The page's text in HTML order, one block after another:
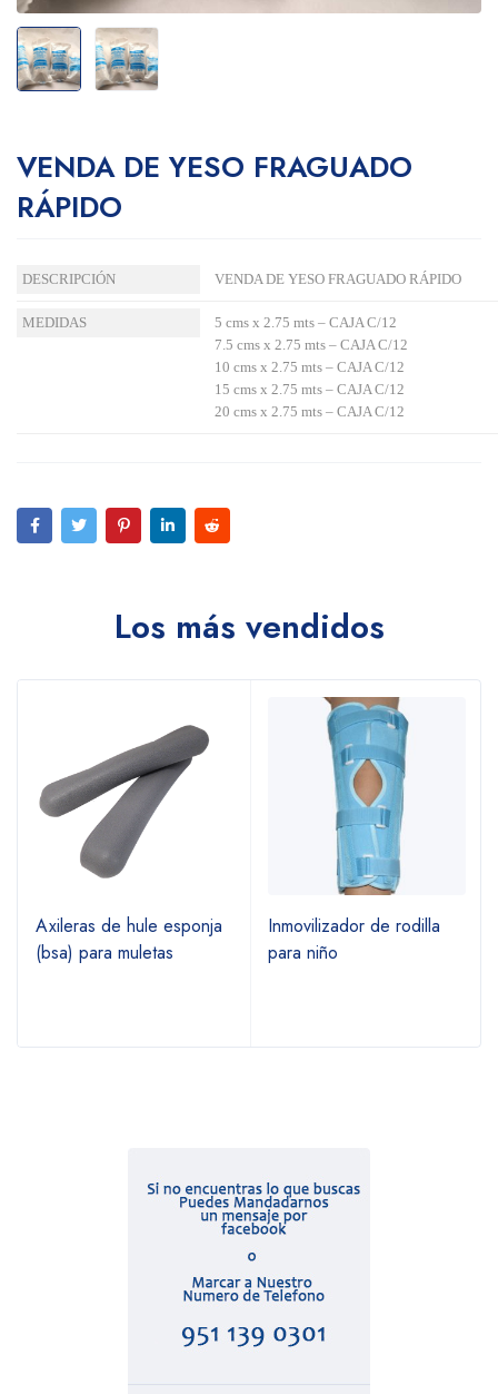
VENDA DE YESO FRAGUADO
RÁPIDO
DESCRIPCIÓN VENDA DE YESO FRAGUADO RÁPIDO
MEDIDAS
5 cms x 2.75 mts – CAJA C/12
7.5 cms x 2.75 mts – CAJA C/12
10 cms x 2.75 mts – CAJA C/12
15 cms x 2.75 mts – CAJA C/12
20 cms x 2.75 mts – CAJA C/12
Los más vendidos
Axileras de hule esponja
(bsa) para muletas
Inmovilizador de rodilla
para niño